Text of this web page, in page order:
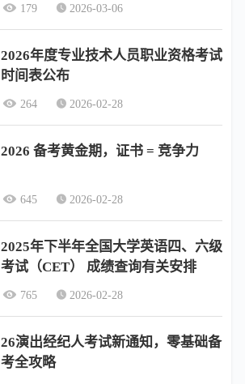
179 2026-03-06
2026年度专业技术人员职业资格考试
时间表公布
264 2026-02-28
2026 备考黄金期，证书 = 竞争力
645 2026-02-28
2025年下半年全国大学英语四、六级
考试（CET） 成绩查询有关安排
765 2026-02-28
26演出经纪人考试新通知，零基础备
考全攻略